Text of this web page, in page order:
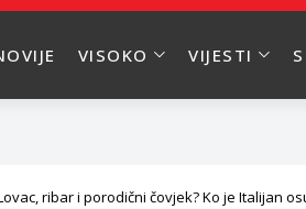
VISOKO VIJESTI
ribar i porodični čovjek? Ko je Italijan